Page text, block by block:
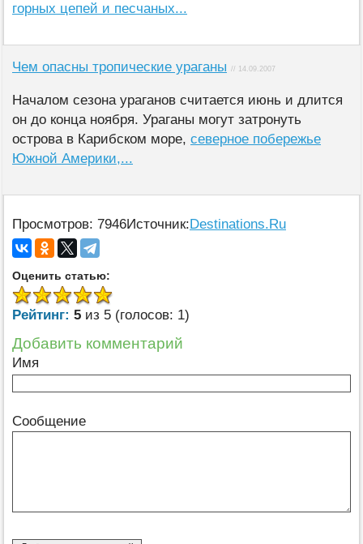
горных цепей и песчаных...
Чем опасны тропические ураганы // 14.09.2007
Началом сезона ураганов считается июнь и длится
он до конца ноября. Ураганы могут затронуть
острова в Карибском море, северное побережье
Южной Америки,...
Просмотров: 7946Источник:Destinations.Ru
Оценить статью:
Рейтинг: 5 из 5 (голосов: 1)
Добавить комментарий
Имя
Сообщение